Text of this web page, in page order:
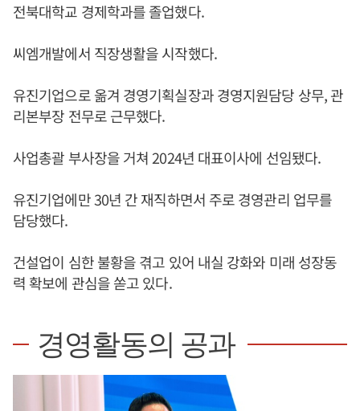
전북대학교 경제학과를 졸업했다.
씨엠개발에서 직장생활을 시작했다.
유진기업으로 옮겨 경영기획실장과 경영지원담당 상무, 관
리본부장 전무로 근무했다.
사업총괄 부사장을 거쳐 2024년 대표이사에 선임됐다.
유진기업에만 30년 간 재직하면서 주로 경영관리 업무를
담당했다.
건설업이 심한 불황을 겪고 있어 내실 강화와 미래 성장동
력 확보에 관심을 쏟고 있다.
경영활동의 공과